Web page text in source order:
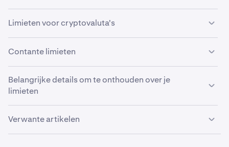
Om je huidige stortings- of opnamelimieten te
controleren, navigeer je eenvoudig naar het tabblad
Limieten in jeAccountinstellingen.
Limieten voor cryptovaluta's
Cryptocurrency
veranderen naarmate je Kraken meer gebruikt.
Contante limieten
De onderstaande limieten zijn van toepassing op
standaard geverifieerde individuele accounts. Je
sectie voor hoe je de limieten bekijkt die op jouw
account van toepassing zijn.
Belangrijke details om te onthouden over je
limieten
Onthoud dat alle limietwaarden voor contante
100.000 EUR stort wanneer de EUR meer waard is dan
Verwante artikelen